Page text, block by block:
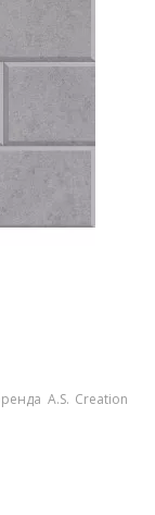
A.S. Creation